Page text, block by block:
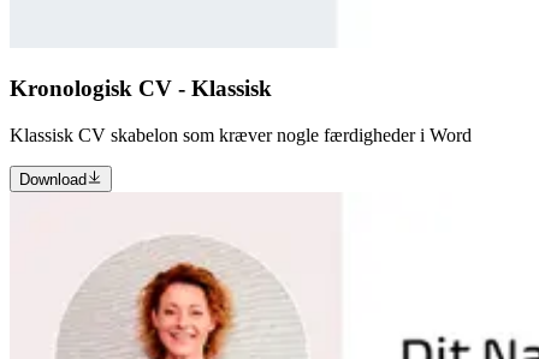
Kronologisk CV - Klassisk
Klassisk CV skabelon som kræver nogle færdigheder i Word
Download